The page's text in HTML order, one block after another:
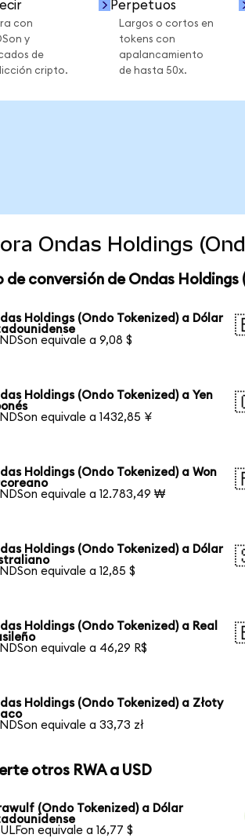
con
y
de
cripto.
Perpetuos
Largos o cortos en
tokens con
apalancamiento
de hasta 50x.
Ondas Holdings
de conversión de Ondas Holdings
Holdings (Ondo Tokenized) a Dólar
equivale a 9,08 $
Holdings (Ondo Tokenized) a Yen
equivale a 1432,85 ¥
Holdings (Ondo Tokenized) a Won
equivale a 12.783,49 ₩
Holdings (Ondo Tokenized) a Dólar
equivale a 12,85 $
Holdings (Ondo Tokenized) a Real
equivale a 46,29 R$
Holdings (Ondo Tokenized) a Złoty
equivale a 33,73 zł
otros RWA a USD
(Ondo Tokenized) a Dólar
equivale a 16,77 $